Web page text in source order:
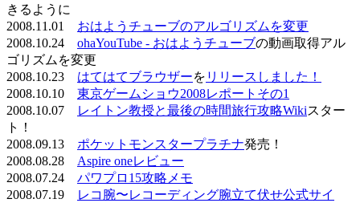
きるように
2008.11.01 おはようチューブのアルゴリズムを変更
2008.10.24 ohaYouTube - おはようチューブの動画取得アル
ゴリズムを変更
2008.10.23 はてはてブラウザーを リリースしました！
2008.10.10 東京ゲームショウ2008レポートその1
2008.10.07
レイトン教授と最後の時間旅行攻略Wikiスター
ト！
2008.09.13 ポケットモンスタープラチナ発売！
2008.08.28 Aspire oneレビュー
2008.07.24 パワプロ15攻略メモ
2008.07.19
レコ腕〜レコーディング腕立て伏せ公式サイ